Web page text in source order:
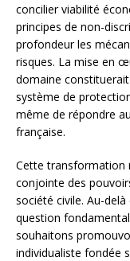
concilier viabilité
principes de non-
profondeur les
risques. La mise en
domaine
système de
même de répondre
française.
Cette transformation
conjointe des
société civile. Au-delà
question
souhaitons
individualiste fondée